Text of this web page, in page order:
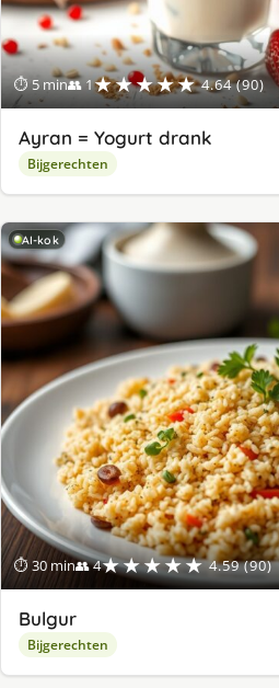
⏱ 5 min👥 1★★★★★ 4.64 (90)
Ayran = Yogurt drank
Bijgerechten
AI-kok
⏱ 30 min👥 4★★★★★ 4.59 (90)
Bulgur
Bijgerechten